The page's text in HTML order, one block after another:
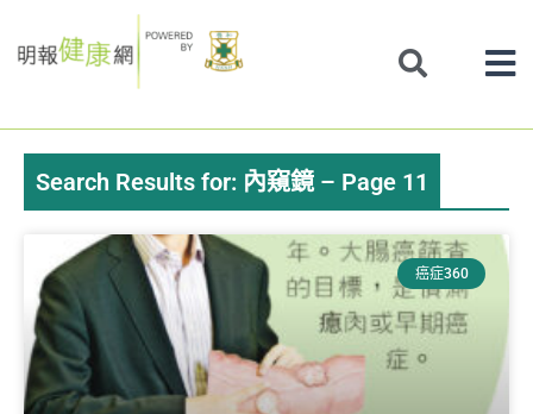
to
Search Results for: 內窺鏡 – Page 11
癌症360
Page PagePagePage